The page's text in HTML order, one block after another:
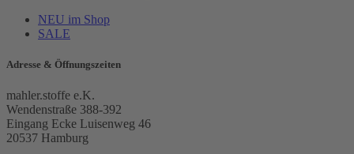
NEU im Shop
SALE
Adresse & Öffnungszeiten
mahler.stoffe e.K.
Wendenstraße 388-392
Eingang Ecke Luisenweg 46
20537 Hamburg